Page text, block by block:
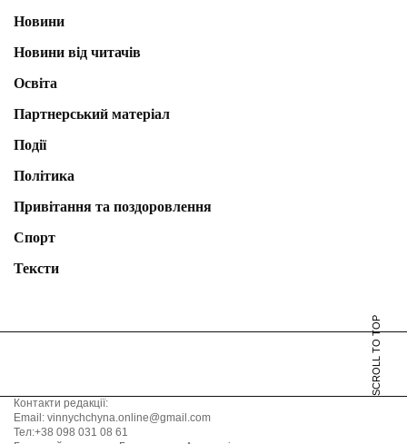
Новини
Новини від читачів
Освіта
Партнерський матеріал
Події
Політика
Привітання та поздоровлення
Спорт
Тексти
SCROLL TO TOP
Контакти редакції:
Email: vinnychchyna.online@gmail.com
Тел:+38 098 031 08 61